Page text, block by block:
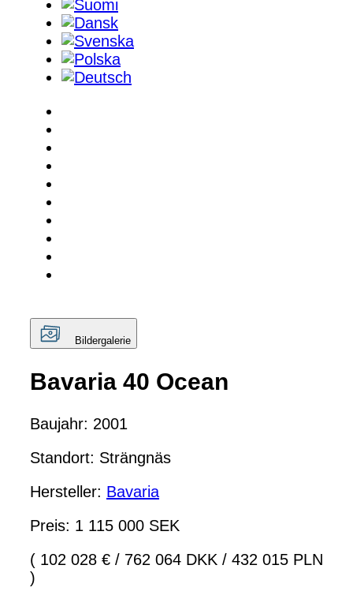
Bildergalerie
Bavaria 40 Ocean
Baujahr: 2001
Standort: Strängnäs
Hersteller: Bavaria
Preis: 1 115 000 SEK
( 102 028 € / 762 064 DKK / 432 015 PLN
)